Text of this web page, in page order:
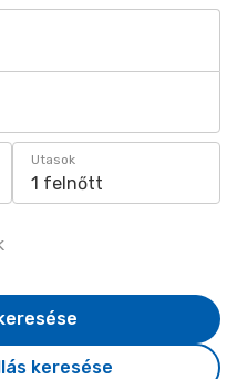
Utasok
1 felnőtt
keresése